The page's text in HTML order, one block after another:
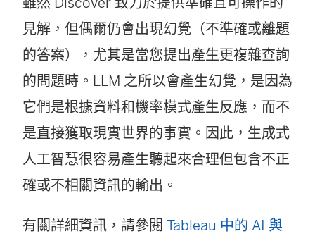
見解，但偶爾仍會出現幻覺（不準確或離題
的答案），尤其是當您提出產生更複雜查詢
的問題時。LLM 之所以會產生幻覺，是因為
它們是根據資料和機率模式產生反應，而不
是直接獲取現實世界的事實。因此，生成式
人工智慧很容易產生聽起來合理但包含不正
確或不相關資訊的輸出。
有關詳細資訊，請參閱 Tableau 中的 AI 與